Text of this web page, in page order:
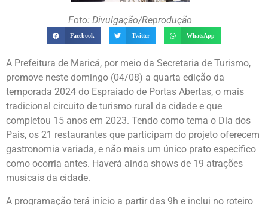
Foto: Divulgação/Reprodução
Facebook Twitter WhatsApp
A Prefeitura de Maricá, por meio da Secretaria de Turismo,
promove neste domingo (04/08) a quarta edição da
temporada 2024 do Espraiado de Portas Abertas, o mais
tradicional circuito de turismo rural da cidade e que
completou 15 anos em 2023. Tendo como tema o Dia dos
Pais, os 21 restaurantes que participam do projeto oferecem
gastronomia variada, e não mais um único prato específico
como ocorria antes. Haverá ainda shows de 19 atrações
musicais da cidade.
A programação terá início a partir das 9h e inclui no roteiro